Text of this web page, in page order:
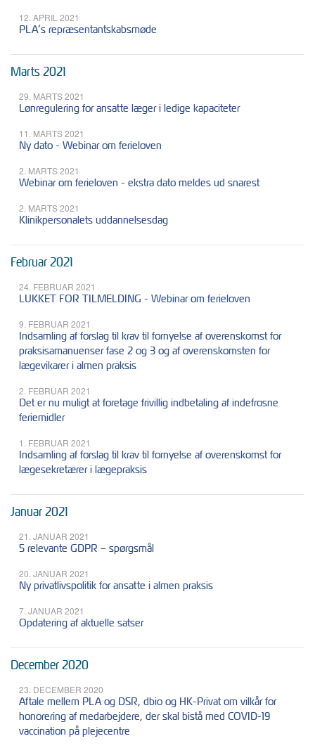
12. APRIL 2021
PLA’s repræsentantskabsmøde
Marts 2021
29. MARTS 2021
Lønregulering for ansatte læger i ledige kapaciteter
11. MARTS 2021
Ny dato - Webinar om ferieloven
2. MARTS 2021
Webinar om ferieloven - ekstra dato meldes ud snarest
2. MARTS 2021
Klinikpersonalets uddannelsesdag
Februar 2021
24. FEBRUAR 2021
LUKKET FOR TILMELDING - Webinar om ferieloven
9. FEBRUAR 2021
Indsamling af forslag til krav til fornyelse af overenskomst for
praksisamanuenser fase 2 og 3 og af overenskomsten for
lægevikarer i almen praksis
2. FEBRUAR 2021
Det er nu muligt at foretage frivillig indbetaling af indefrosne
feriemidler
1. FEBRUAR 2021
Indsamling af forslag til krav til fornyelse af overenskomst for
lægesekretærer i lægepraksis
Januar 2021
21. JANUAR 2021
5 relevante GDPR – spørgsmål
20. JANUAR 2021
Ny privatlivspolitik for ansatte i almen praksis
7. JANUAR 2021
Opdatering af aktuelle satser
December 2020
23. DECEMBER 2020
Aftale mellem PLA og DSR, dbio og HK-Privat om vilkår for
honorering af medarbejdere, der skal bistå med COVID-19
vaccination på plejecentre